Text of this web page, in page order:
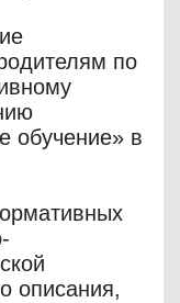
по
обучение» в
описания,